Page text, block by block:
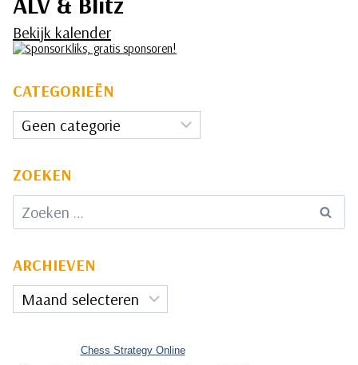
Bekijk kalender
CATEGORIEËN
Categorieën
ZOEKEN
Zoeken
naar:
ARCHIEVEN
Archieven